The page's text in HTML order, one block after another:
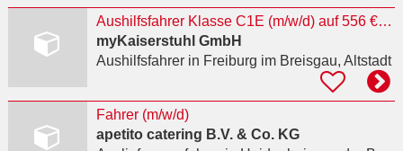
Aushilfsfahrer Klasse C1E (m/w/d) auf 556 €-Basis
myKaiserstuhl GmbH
Aushilfsfahrerin Freiburg im Breisgau, Altstadt
Fahrer (m/w/d)
apetito catering B.V. & Co. KG